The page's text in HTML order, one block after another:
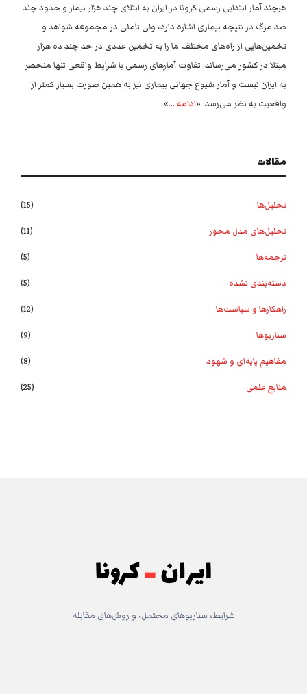
هرچند آمار ابتدایی رسمی کرونا در ایران به ابتلای چند هزار بیمار و حدود چند
صد مرگ در نتیجه بیماری اشاره دارد، ولی تاملی در مجموعه شواهد و
تخمین‌هایی از راه‌های مختلف ما را به تخمین عددی در حد چند ده هزار
مبتلا در کشور می‌رساند. تفاوت آمارهای رسمی با شرایط واقعی تنها منحصر
به ایران نیست و آمار شیوع جهانی بیماری نیز به همین صورت بسیار کمتر از
واقعیت به نظر می‌رسد. «ادامه …»
مقالات
تحلیل‌ها
(15)
تحلیل‌های مدل محور
(11)
ترجمه‌ها
(5)
دسته‌بندی نشده
(5)
راهکارها و سیاست‌ها
(12)
سناریوها
(9)
مفاهیم پایه‌ای و شهود
(8)
منابع علمی
(25)
شرایط، سناریوهای محتمل، و روش‌های مقابله